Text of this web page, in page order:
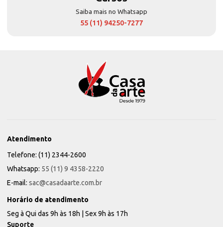
Saiba mais no Whatsapp
55 (11) 94250-7277
Atendimento
Telefone: (11) 2344-2600
Whatsapp: 55 (11) 9 4358-2220
E-mail: sac@casadaarte.com.br
Horário de atendimento
Seg à Qui das 9h às 18h | Sex 9h às 17h
Suporte